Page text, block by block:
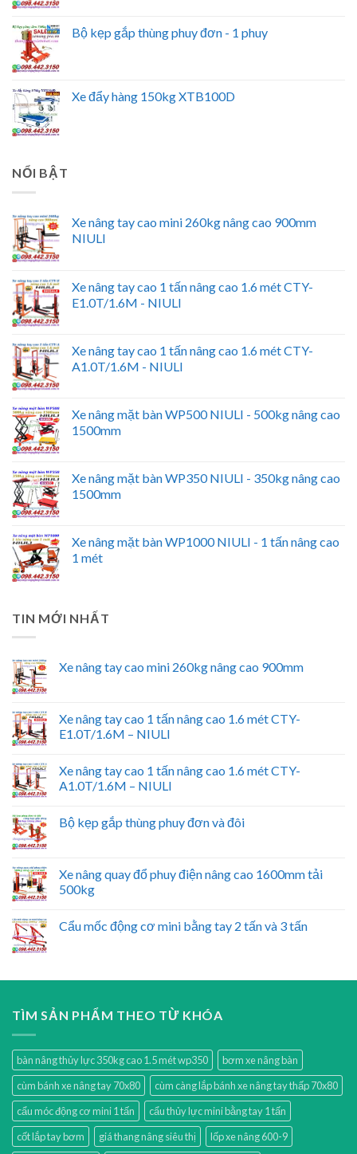
Bộ kẹp gắp thùng phuy đơn - 1 phuy
Xe đẩy hàng 150kg XTB100D
NỔI BẬT
Xe nâng tay cao mini 260kg nâng cao 900mm
NIULI
Xe nâng tay cao 1 tấn nâng cao 1.6 mét CTY-
E1.0T/1.6M - NIULI
Xe nâng tay cao 1 tấn nâng cao 1.6 mét CTY-
A1.0T/1.6M - NIULI
Xe nâng mặt bàn WP500 NIULI - 500kg nâng cao
1500mm
Xe nâng mặt bàn WP350 NIULI - 350kg nâng cao
1500mm
Xe nâng mặt bàn WP1000 NIULI - 1 tấn nâng cao
1 mét
TIN MỚI NHẤT
Xe nâng tay cao mini 260kg nâng cao 900mm
Xe nâng tay cao 1 tấn nâng cao 1.6 mét CTY-
E1.0T/1.6M – NIULI
Xe nâng tay cao 1 tấn nâng cao 1.6 mét CTY-
A1.0T/1.6M – NIULI
Bộ kẹp gắp thùng phuy đơn và đôi
Xe nâng quay đổ phuy điện nâng cao 1600mm tải
500kg
Cẩu mốc động cơ mini bằng tay 2 tấn và 3 tấn
TÌM SẢN PHẨM THEO TỪ KHÓA
bàn nâng thủy lực 350kg cao 1.5 mét wp350
bơm xe nâng bàn
cùm bánh xe nâng tay 70x80
cùm càng lắp bánh xe nâng tay thấp 70x80
cẩu móc động cơ mini 1 tấn
cẩu thủy lực mini bằng tay 1 tấn
cốt lắp tay bơm
giá thang nâng siêu thị
lốp xe nâng 600-9